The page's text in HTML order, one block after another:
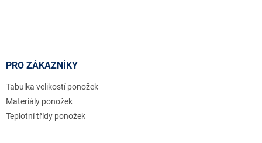
PRO ZÁKAZNÍKY
Tabulka velikostí ponožek
Materiály ponožek
Teplotní třídy ponožek